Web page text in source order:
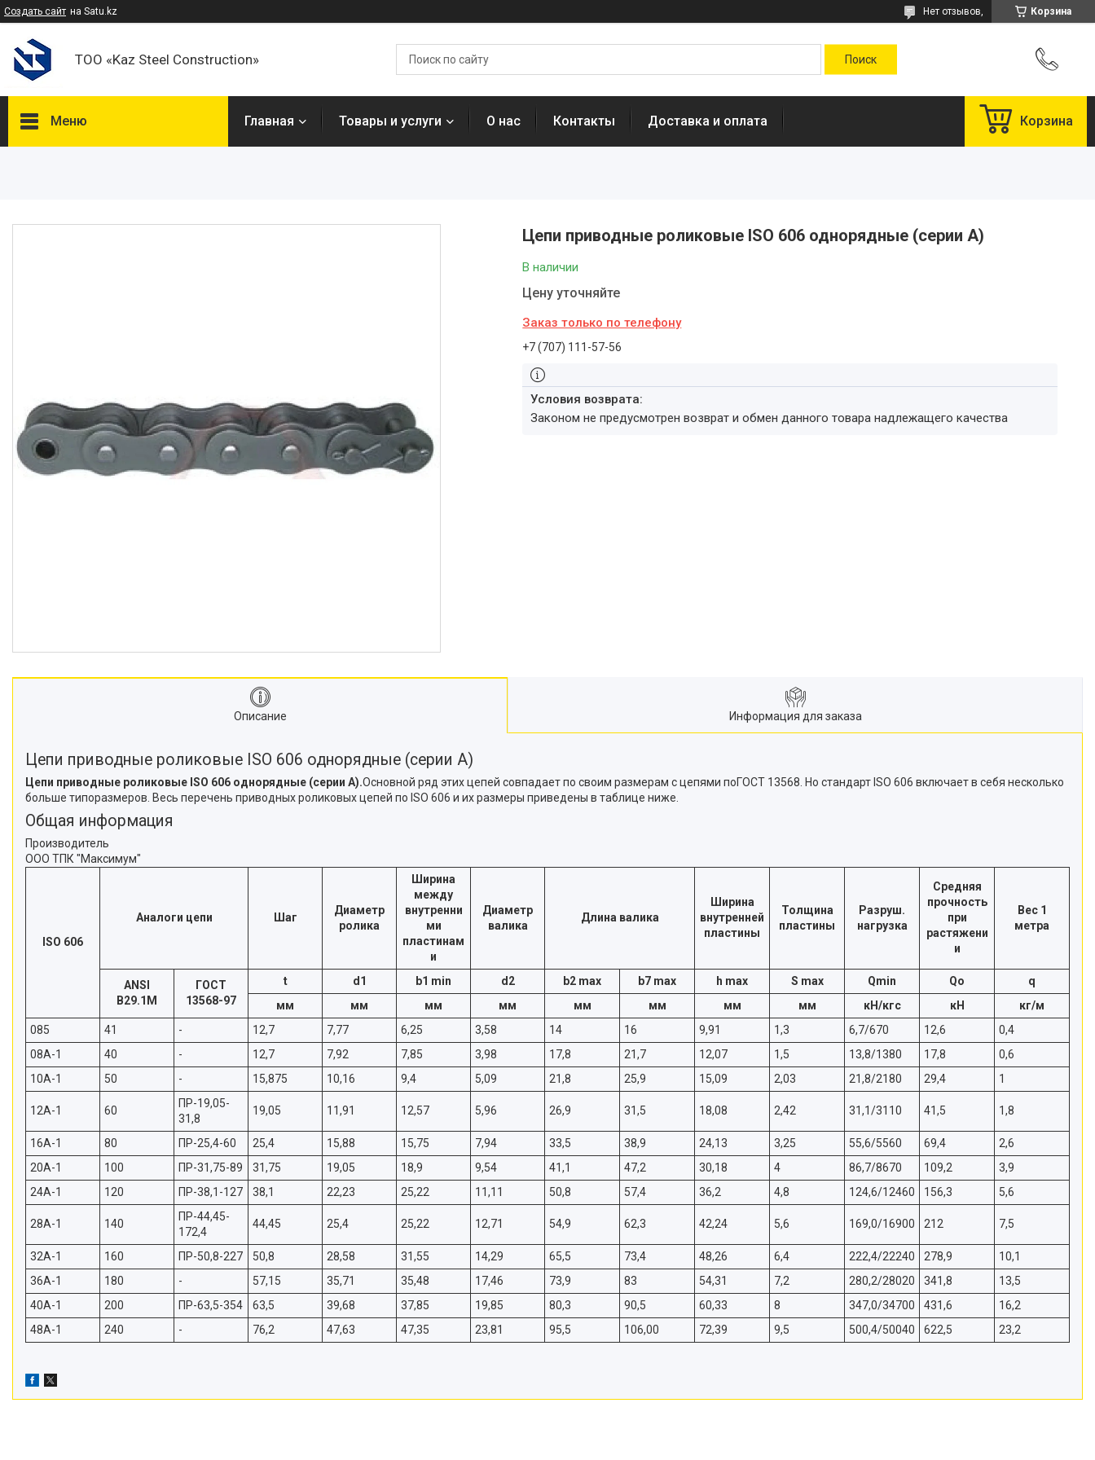
Создать сайт на Satu.kz Корзина
Нет отзывов,
ТОО «Kaz Steel Construction»
Меню Главная Товары и услуги О нас Контакты Доставка и оплата Корзина
Цепи приводные роликовые ISO 606 однорядные (серии А)
В наличии
Цену уточняйте
Заказ только по телефону
+7 (707) 111-57-56
Законом не предусмотрен возврат и обмен данного товара надлежащего качества
Описание Информация для заказа
Цепи приводные роликовые ISO 606 однорядные (серии А)
Цепи приводные роликовые ISO 606 однорядные (серии А).Основной ряд этих цепей совпадает по своим размерам с цепями поГОСТ 13568. Но стандарт ISO 606 включает в себя несколько
больше типоразмеров. Весь перечень приводных роликовых цепей по ISO 606 и их размеры приведены в таблице ниже.
Общая информация
Производитель
ООО ТПК "Максимум"
ISO 606
Аналоги цепи Шаг
Диаметр
ролика
Ширина
между
внутренни
ми
пластинам
и
Диаметр
валика
Длина валика
Ширина
внутренней
пластины
Толщина
пластины
Разруш.
нагрузка
Средняя
прочность
при
растяжени
и
Вес 1
метра
ANSI
B29.1M
ГОСТ
13568-97
t d1 b1 min d2 b2 max b7 max h max S max Qmin Qo
q
мм
мм мм мм мм мм мм мм кН/кгс кН
кг/м
085
41 - 12,7 7,77 6,25 3,58 14 16 9,91 1,3 6,7/670 12,6
0,4
08A-1
40 - 12,7 7,92 7,85 3,98 17,8 21,7 12,07 1,5 13,8/1380 17,8
0,6
10A-1
50 - 15,875 10,16 9,4 5,09 21,8 25,9 15,09 2,03 21,8/2180 29,4 1
12A-1 60
ПР-19,05-
31,8
19,05 11,91 12,57 5,96 26,9 31,5 18,08 2,42 31,1/3110 41,5 1,8
16A-1 80 ПР-25,4-60 25,4 15,88 15,75 7,94 33,5 38,9 24,13 3,25 55,6/5560 69,4
2,6
20A-1
100 ПР-31,75-89 31,75 19,05 18,9 9,54 41,1 47,2 30,18 4 86,7/8670 109,2
3,9
24A-1
120 ПР-38,1-127 38,1 22,23 25,22 11,11 50,8 57,4 36,2 4,8 124,6/12460 156,3 5,6
28A-1 140
ПР-44,45-
172,4
44,45 25,4 25,22 12,71 54,9 62,3 42,24 5,6 169,0/16900 212 7,5
32A-1 160 ПР-50,8-227 50,8 28,58 31,55 14,29 65,5 73,4 48,26 6,4 222,4/22240 278,9
10,1
36A-1
180 - 57,15 35,71 35,48 17,46 73,9 83 54,31 7,2 280,2/28020 341,8
13,5
40A-1
200 ПР-63,5-354 63,5 39,68 37,85 19,85 80,3 90,5 60,33 8 347,0/34700 431,6
16,2
48A-1
240 - 76,2 47,63 47,35 23,81 95,5 106,00 72,39 9,5 500,4/50040 622,5 23,2